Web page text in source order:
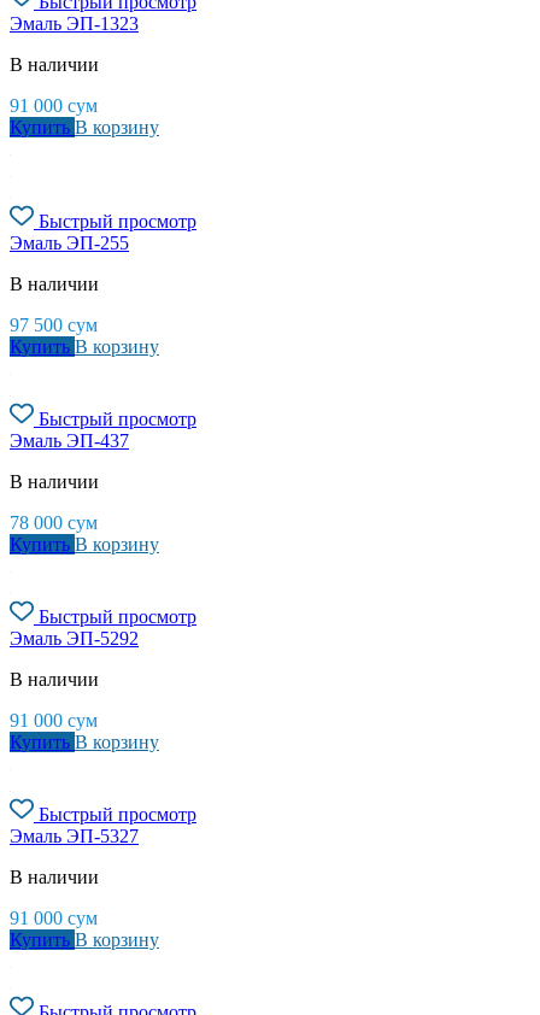
Эмаль ЭП-1323
В наличии
91 000 сум
Купить В корзину
Быстрый просмотр
Эмаль ЭП-255
В наличии
97 500 сум
Купить В корзину
Быстрый просмотр
Эмаль ЭП-437
В наличии
78 000 сум
Купить В корзину
Быстрый просмотр
Эмаль ЭП-5292
В наличии
91 000 сум
Купить В корзину
Быстрый просмотр
Эмаль ЭП-5327
В наличии
91 000 сум
Купить В корзину